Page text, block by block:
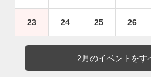
23 24 25 26
2月のイベントをす